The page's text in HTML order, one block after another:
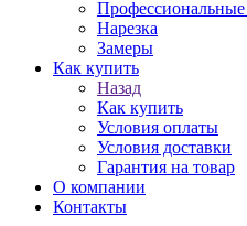
Профессиональные
Нарезка
Замеры
Как купить
Назад
Как купить
Условия оплаты
Условия доставки
Гарантия на товар
О компании
Контакты